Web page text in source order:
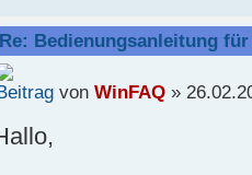
Re: Bedienungsanleitung für
von WinFAQ»